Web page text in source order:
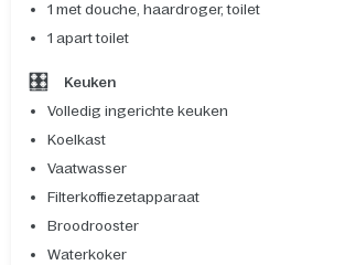
1 met douche, haardroger, toilet
1 apart toilet
Keuken
Volledig ingerichte keuken
Koelkast
Vaatwasser
Filterkoffiezetapparaat
Broodrooster
Waterkoker